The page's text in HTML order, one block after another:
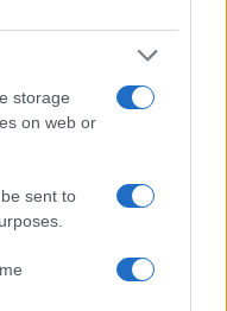
storage
on web or
sent to
che il
A questa
quella, non meno
di formazione dei
le nostre
contribuito a che i
ritorniamo a
limitiamoci a